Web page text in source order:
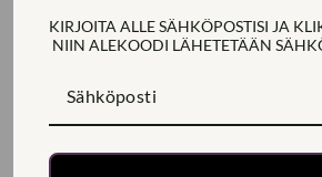
KIRJOITA ALLE SÄHKÖPOSTISI JA
NIIN ALEKOODI LÄHETETÄÄN